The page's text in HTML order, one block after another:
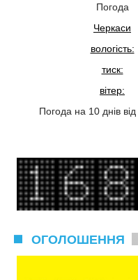
Погода
Черкаси
вологість:
тиск:
вітер:
Погода на 10 днів від
ОГОЛОШЕННЯ